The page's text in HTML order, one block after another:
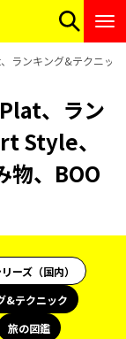
ランキング&テクニッ
、ラン
Style、
物、BOO
ーズ（国内）
&テクニック
旅の図鑑